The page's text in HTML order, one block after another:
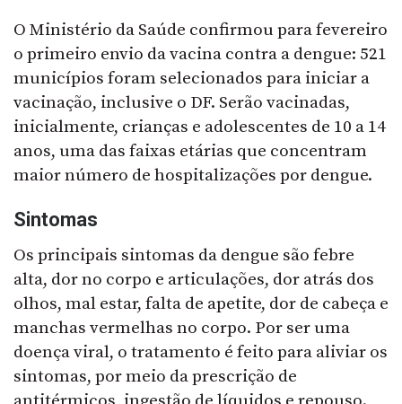
O Ministério da Saúde confirmou para fevereiro
o primeiro envio da vacina contra a dengue: 521
municípios foram selecionados para iniciar a
vacinação, inclusive o DF. Serão vacinadas,
inicialmente, crianças e adolescentes de 10 a 14
anos, uma das faixas etárias que concentram
maior número de hospitalizações por dengue.
Sintomas
Os principais sintomas da dengue são febre
alta, dor no corpo e articulações, dor atrás dos
olhos, mal estar, falta de apetite, dor de cabeça e
manchas vermelhas no corpo. Por ser uma
doença viral, o tratamento é feito para aliviar os
sintomas, por meio da prescrição de